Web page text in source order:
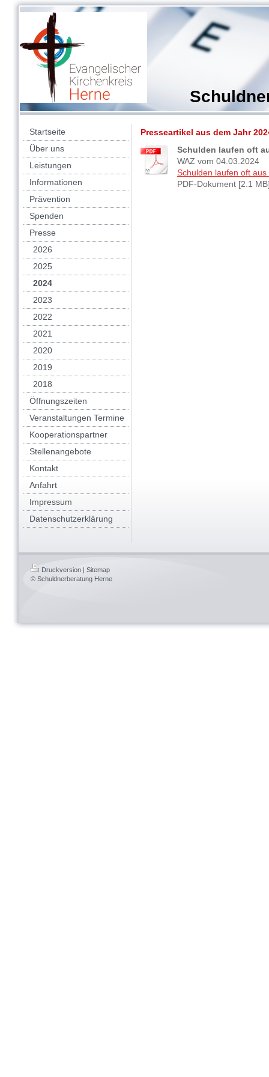
Startseite
Über uns
Leistungen
Informationen
Prävention
Spenden
Presse
2026
2025
2024
2023
2022
2021
2020
2019
2018
Öffnungszeiten
Veranstaltungen Termine
Kooperationspartner
Stellenangebote
Kontakt
Anfahrt
Impressum
Datenschutzerklärung
Presseartikel aus dem Jahr
Schulden laufen oft
WAZ vom 04.03.2024
Schulden laufen oft
PDF-Dokument [2.1
Druckversion | Sitemap
© Schuldnerberatung Herne